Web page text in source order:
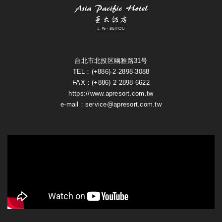
台北市北投区幽雅路31号
TEL：(+886)-2-2898-3088
FAX：(+886)-2-2898-6622
https://www.apresort.com.tw
e-mail：service@apresort.com.tw